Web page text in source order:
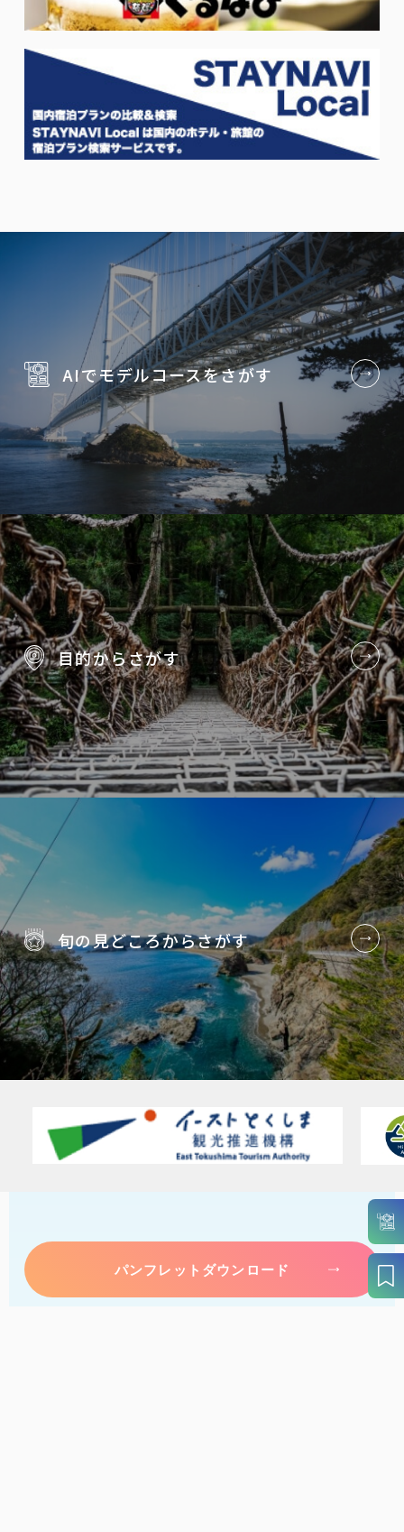
AIでモデルコースをさがす
目的からさがす
旬の見どころからさがす
パンフレットダウンロード